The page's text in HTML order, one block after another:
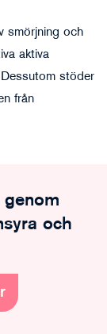
smörjning och
aktiva
stöder
från
och